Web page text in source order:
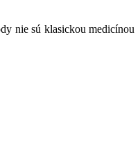
nie sú klasickou medicínou